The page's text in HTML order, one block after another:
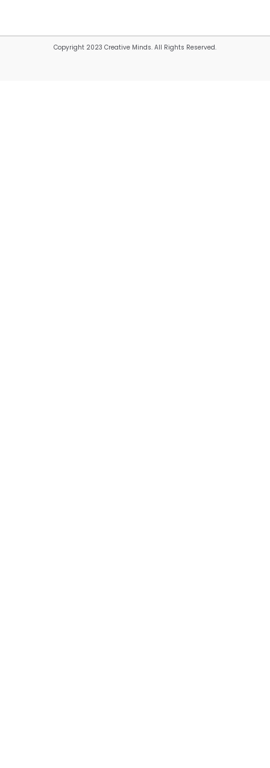
Copyright 2023 Creative Minds. All Rights Reserved.